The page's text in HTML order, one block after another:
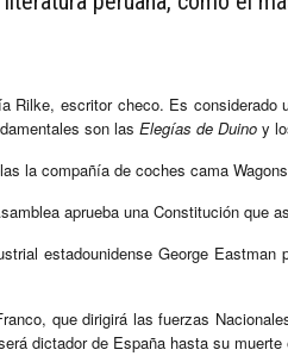
Rilke, escritor checo. Es
son las Elegías de Duino y
la compañía de coches cama
aprueba una Constitución que
estadounidense George
que dirigirá las fuerzas
dictador de España hasta su muerte